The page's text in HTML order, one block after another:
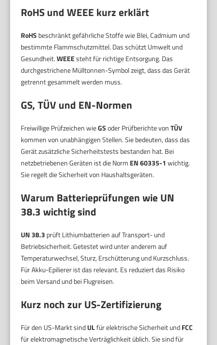
RoHS und WEEE kurz erklärt
RoHS beschränkt gefährliche Stoffe wie Blei, Cadmium und
bestimmte Flammschutzmittel. Das schützt Umwelt und
Gesundheit.WEEEsteht für richtige Entsorgung. Das
durchgestrichene Mülltonnen-Symbol zeigt, dass das Gerät
getrennt gesammelt werden muss.
GS, TÜV und EN-Normen
Freiwillige Prüfzeichen wieGSoder Prüfberichte vonTÜV
kommen von unabhängigen Stellen. Sie bedeuten, dass das
Gerät zusätzliche Sicherheitstests bestanden hat. Bei
netzbetriebenen Geräten ist die Norm EN 60335-1 wichtig.
Sie regelt die Sicherheit von Haushaltsgeräten.
Warum Batterieprüfungen wie UN
38.3 wichtig sind
UN 38.3 prüft Lithiumbatterien auf Transport- und
Betriebsicherheit. Getestet wird unter anderem auf
Temperaturwechsel, Sturz, Erschütterung und Kurzschluss.
Für Akku-Epilierer ist das relevant. Es reduziert das Risiko
beim Versand und bei Flugreisen.
Kurz noch zur US-Zertifizierung
Für den US-Markt sindULfür elektrische Sicherheit undFCC
für elektromagnetische Verträglichkeit üblich. Sie sind für